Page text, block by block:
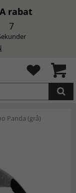
rabat
6
Panda (grå)